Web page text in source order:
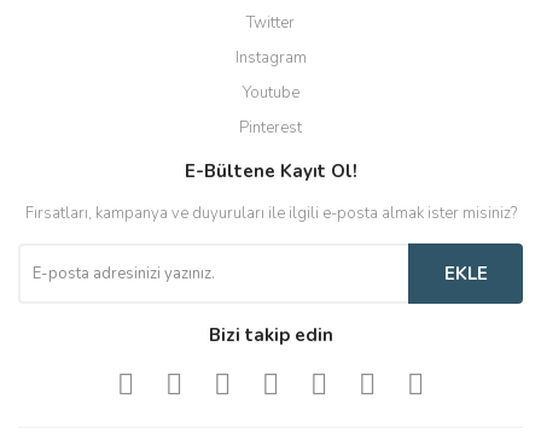
Twitter
Instagram
Youtube
Pinterest
E-Bültene Kayıt Ol!
Fırsatları, kampanya ve duyuruları ile ilgili e-posta almak ister misiniz?
EKLE
Bizi takip edin